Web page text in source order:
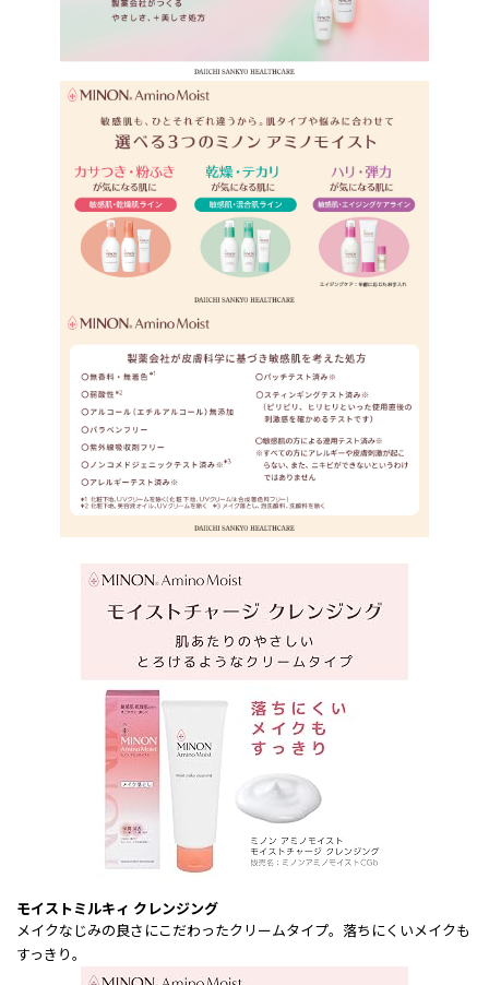
モイストミルキィ クレンジング
メイクなじみの良さにこだわったクリームタイプ。落ちにくいメイクも
すっきり。